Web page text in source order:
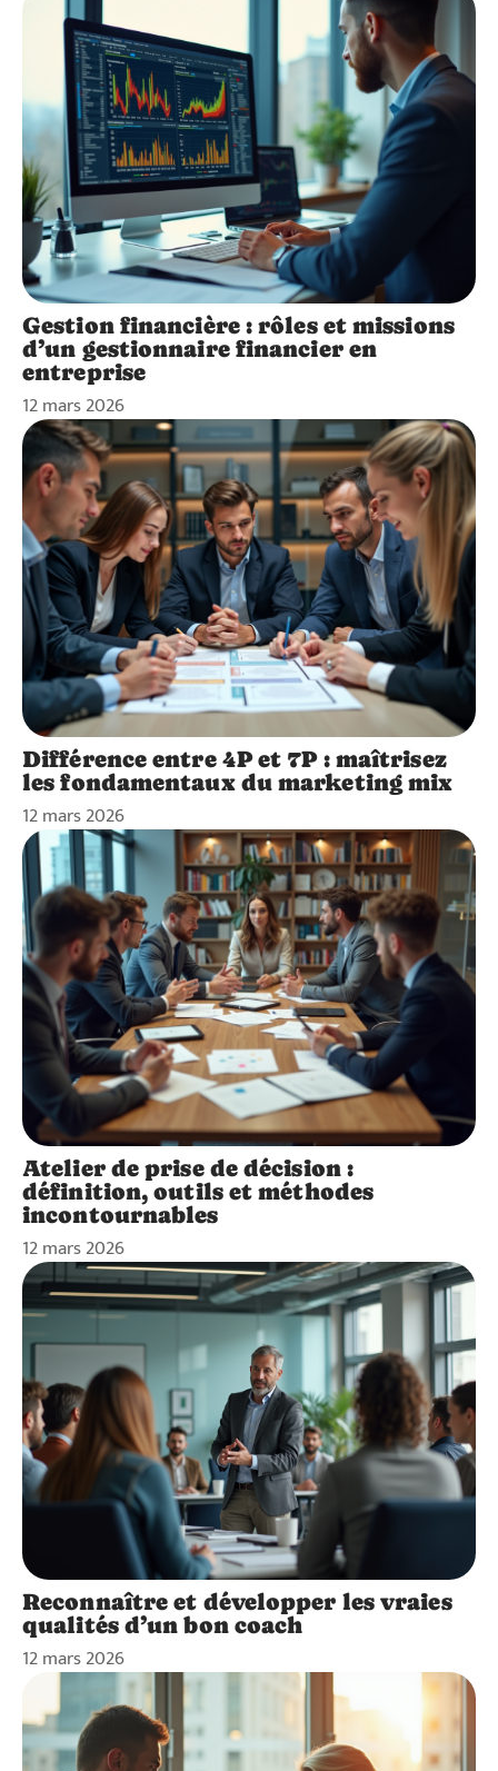
Gestion financière : rôles et missions
d’un gestionnaire financier en
entreprise
12 mars 2026
Différence entre 4P et 7P : maîtrisez
les fondamentaux du marketing mix
12 mars 2026
Atelier de prise de décision :
définition, outils et méthodes
incontournables
12 mars 2026
Reconnaître et développer les vraies
qualités d’un bon coach
12 mars 2026